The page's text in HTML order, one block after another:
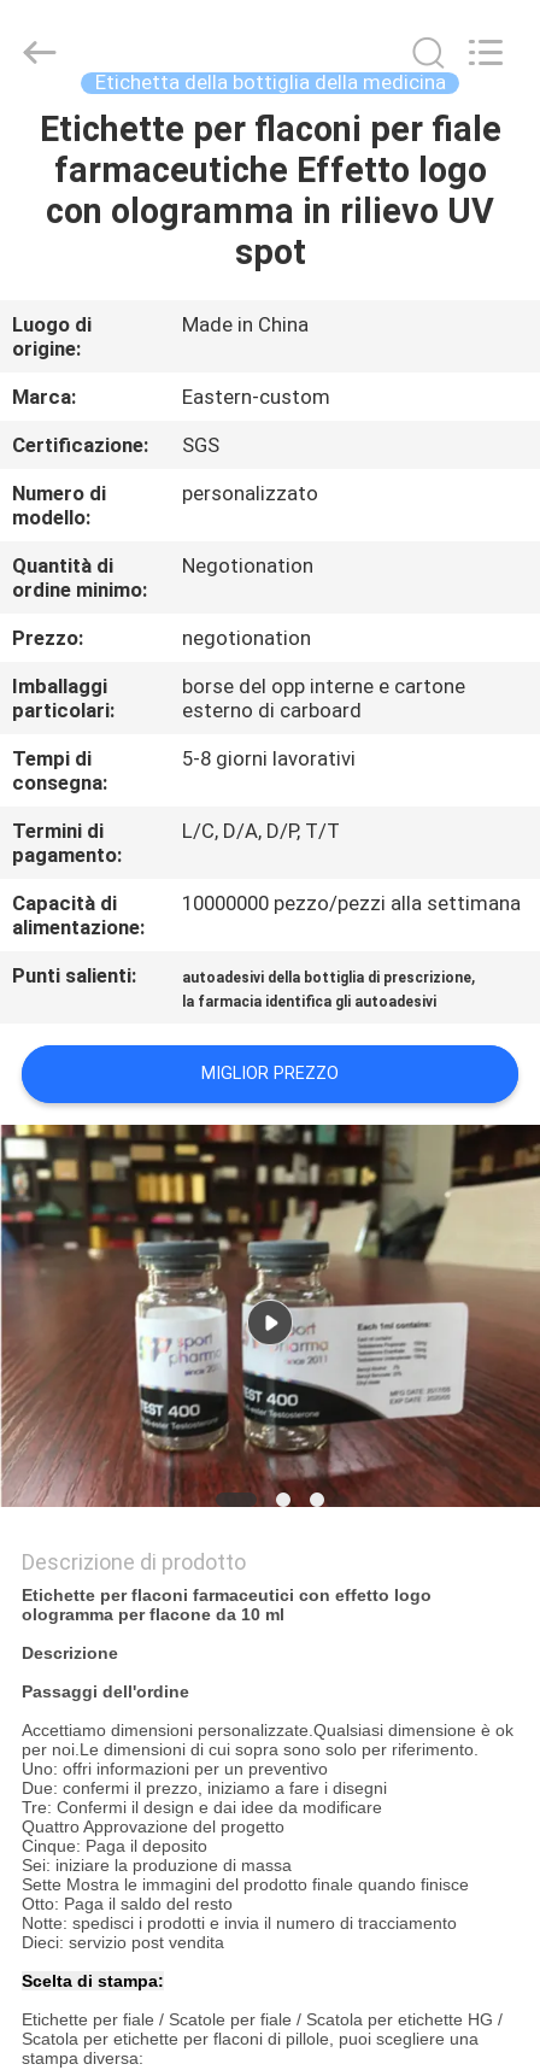
CASA
PRODOTTI
NOI
GIRO
DELLA
FABBRICA
CONTROLLO
DI
QUALITÀ
CONTATTICI
NOTIZIE
CASI
DEL
PRIVACY
POLICY
Industry
Reserved.
Etichetta della bottiglia della medicina
Etichette per flaconi per fiale
farmaceutiche Effetto logo
con ologramma in rilievo UV
spot
Luogo di
origine:
Made in China
Marca:
Eastern-custom
Certificazione:
SGS
Numero di
modello:
personalizzato
Quantità di
ordine minimo:
Negotionation
Prezzo:
negotionation
Imballaggi
particolari:
borse del opp interne e cartone
esterno di carboard
Tempi di
consegna:
5-8 giorni lavorativi
Termini di
pagamento:
L/C, D/A, D/P, T/T
Capacità di
alimentazione:
10000000 pezzo/pezzi alla settimana
Punti salienti: autoadesivi della bottiglia di prescrizione,
la farmacia identifica gli autoadesivi
MIGLIOR PREZZO
Descrizione di prodotto
Etichette per flaconi farmaceutici con effetto logo
ologramma per flacone da 10 ml
Descrizione
Passaggi dell'ordine
Accettiamo dimensioni personalizzate.Qualsiasi dimensione è ok
per noi.Le dimensioni di cui sopra sono solo per riferimento.
Uno: offri informazioni per un preventivo
Due: confermi il prezzo, iniziamo a fare i disegni
Tre: Confermi il design e dai idee da modificare
Quattro Approvazione del progetto
Cinque: Paga il deposito
Sei: iniziare la produzione di massa
Sette Mostra le immagini del prodotto finale quando finisce
Otto: Paga il saldo del resto
Notte: spedisci i prodotti e invia il numero di tracciamento
Dieci: servizio post vendita
Scelta di stampa:
Etichette per fiale / Scatole per fiale / Scatola per etichette HG /
Scatola per etichette per flaconi di pillole, puoi scegliere una
stampa diversa: